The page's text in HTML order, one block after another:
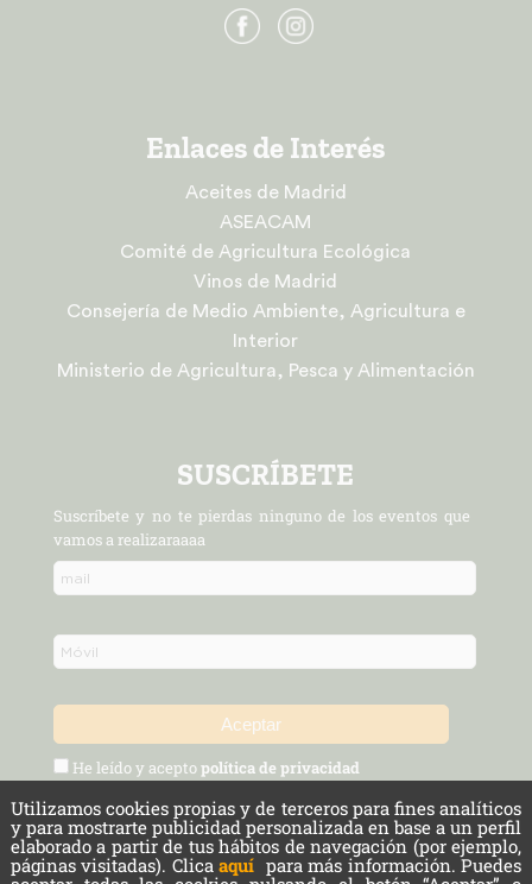
Enlaces de Interés
Aceites de Madrid
ASEACAM
Comité de Agricultura Ecológica
Vinos de Madrid
Consejería de Medio Ambiente, Agricultura e
Interior
Ministerio de Agricultura, Pesca y Alimentación
SUSCRÍBETE
Suscríbete y no te pierdas ninguno de los eventos que
vamos a realizaraaaa
He leído y aceptopolítica de privacidad
Política de Privacidad y Aviso Legal Protección de datos
Cookies
Utilizamos cookies propias y de terceros para fines analíticos
y para mostrarte publicidad personalizada en base a un perfil
elaborado a partir de tus hábitos de navegación (por ejemplo,
páginas visitadas). Clicaaquí para más información. Puedes